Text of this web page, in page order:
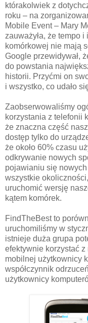
którakolwiek z
roku – na
Mobile Event – Mary
zauważyła, że tempo
komórkowej nie mają
Google przewidywał,
do powstania
historii. Przyćmi on
i wszystko, co udało
Zaobserwowaliśmy
korzystania z telefonii
że znaczna część
dostęp tylko do
że około 60% czasu
odkrywanie nowych
pojawianiu się
wszystkie
uruchomić wersję
kątem komórek.
FindTheBest to
uruchomiliśmy w
istnieje duża grupa
efektywnie korzystać
mobilnej użytkownicy
współczynnik
użytkownicy